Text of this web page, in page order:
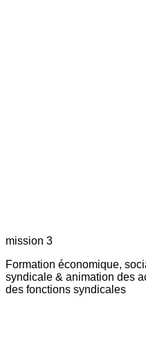
mission 3
Formation économique,
syndicale & animation des
des fonctions syndicales